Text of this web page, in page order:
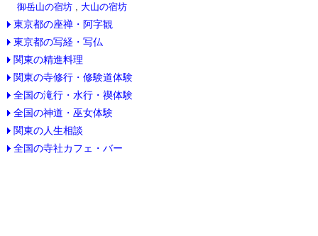
御岳山の宿坊 , 大山の宿坊
東京都の座禅・阿字観
東京都の写経・写仏
関東の精進料理
関東の寺修行・修験道体験
全国の滝行・水行・禊体験
全国の神道・巫女体験
関東の人生相談
全国の寺社カフェ・バー